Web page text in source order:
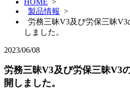
製品情報 >
労務三昧V3及び労保三昧
しました。
2023/06/08
労務三昧V3及び労保三昧V3
開しました。